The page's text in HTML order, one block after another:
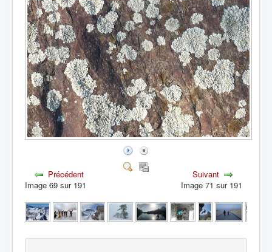
Précédent
Image 69 sur 191
Suivant
Image 71 sur 191